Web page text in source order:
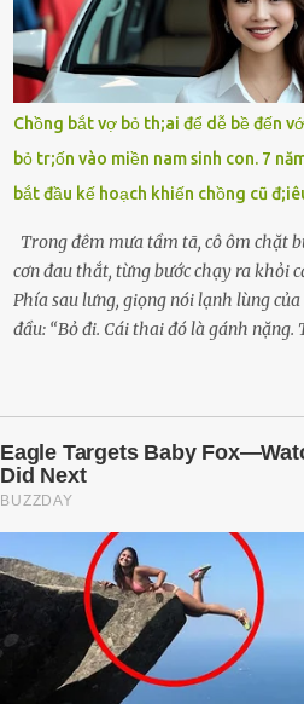
hiện trường, người dân phát hiện
soát Nghệ An cùng hai chiếc cặp học
lượng chức năng phối hợp cùng các
khai tìm kiếm. Danh tính các nạn
và 2 con gái là cháu V.H.B. (SN 2020)
con của anh D. và chị B.T.Y. (SN
bàn giao t...
Chồng bắt vợ bỏ th;ai để dễ bề đến
bỏ tr;ốn vào miền nam sinh con. 7
bắt đầu kế hoạch khiến chồng cũ
Trong đêm mưa tầm tã, cô ôm chặt
cơn đau thắt, từng bước chạy ra khỏi
Phía sau lưng, giọng nói lạnh lùng
đầu: “Bỏ đi. Cái thai đó là gánh nặng.
kế hoạch được chuẩn bị kỹ lưỡng để
phải trả giá … Hà Nội, mùa thu năm
khe cửa gỗ cũ kỹ. Trong một căn biệt
Ngọc Anh ngồi lặng lẽ trên ghế sofa,
linh bé bỏng đang lớn dần từng ngày.
phải sống trong sợ hãi khi mang thai,
mình. Trí – người chồng mà cô từng
còn là người đàn ông của ngày đầu.
cũng dối trá và lạnh lùng. Gần đây,
đêm không về. Và rồi, trong một bữa
xuống bàn ly n...